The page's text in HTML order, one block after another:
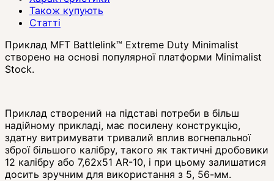
Також купують
Статті
Приклад MFT Battlelink™ Extreme Duty Minimalist
створено на основі популярної платформи Minimalist
Stock.
Приклад створений на підставі потреби в більш
надійному прикладі, має посилену конструкцію,
здатну витримувати тривалий вплив вогнепальної
зброї більшого калібру, такого як тактичні дробовики
12 калібру або 7,62x51 AR-10, і при цьому залишатися
досить зручним для використання з 5, 56-мм.